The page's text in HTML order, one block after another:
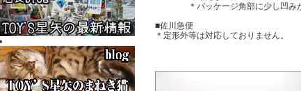
＊パッケージ角部に少し凹みが
■佐川急便
＊定形外等は対応しておりません。